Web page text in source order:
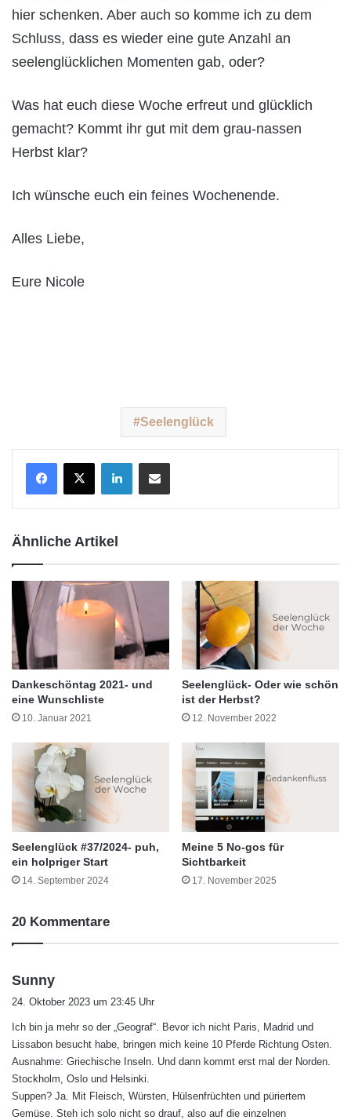
hier schenken. Aber auch so komme ich zu dem
Schluss, dass es wieder eine gute Anzahl an
seelenglücklichen Momenten gab, oder?
Was hat euch diese Woche erfreut und glücklich
gemacht? Kommt ihr gut mit dem grau-nassen
Herbst klar?
Ich wünsche euch ein feines Wochenende.
Alles Liebe,
Eure Nicole
Seelenglück
Ähnliche Artikel
Dankeschöntag 2021- und
eine Wunschliste
10. Januar 2021
Seelenglück- Oder wie schön
ist der Herbst?
12. November 2022
Seelenglück #37/2024- puh,
ein holpriger Start
14. September 2024
Meine 5 No-gos für
Sichtbarkeit
17. November 2025
20 Kommentare
Sunny
t
:
24. Oktober 2023 um 23:45 Uhr
Ich bin ja mehr so der „Geograf“. Bevor ich nicht Paris, Madrid und
Lissabon besucht habe, bringen mich keine 10 Pferde Richtung Osten.
Ausnahme: Griechische Inseln. Und dann kommt erst mal der Norden.
Stockholm, Oslo und Helsinki.
Suppen? Ja. Mit Fleisch, Würsten, Hülsenfrüchten und püriertem
Gemüse. Steh ich solo nicht so drauf, also auf die einzelnen